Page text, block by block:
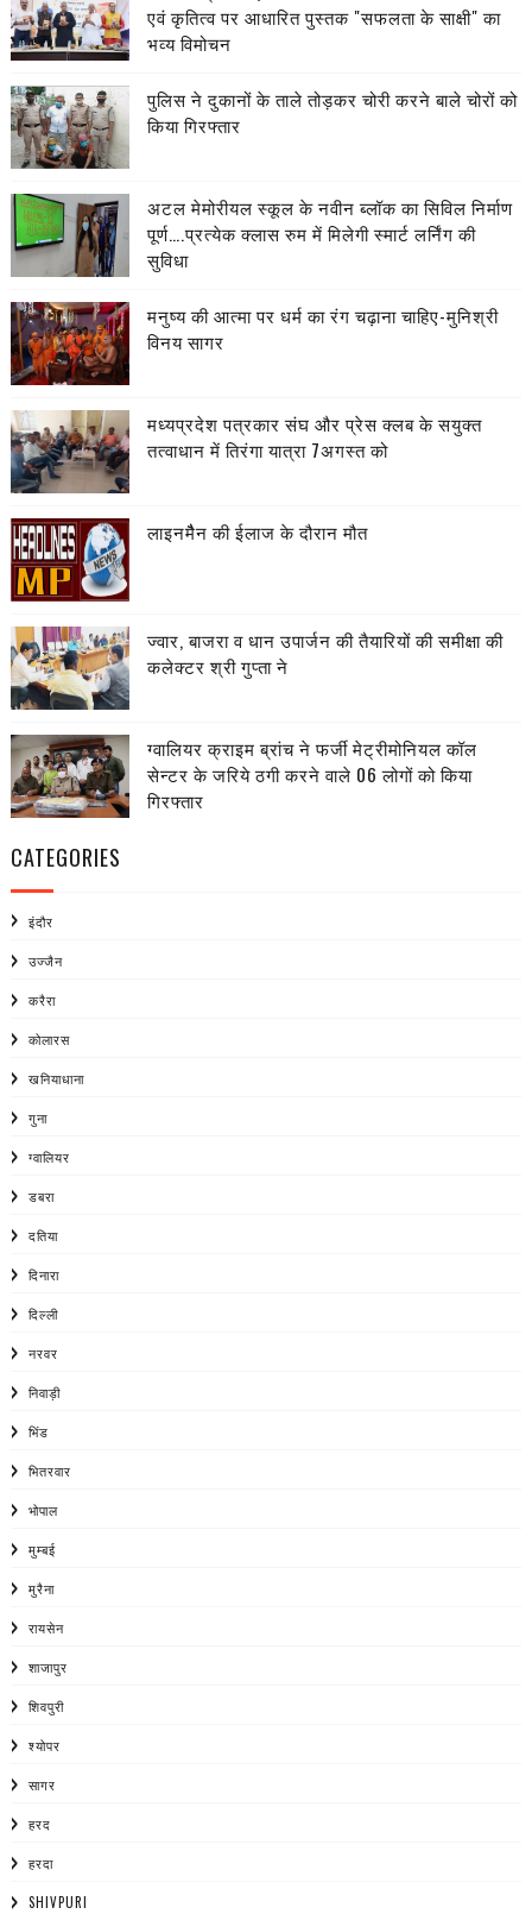
एवं कृतित्व पर आधारित पुस्तक "सफलता के साक्षी" का
भव्य विमोचन
पुलिस ने दुकानों के ताले तोड़कर चोरी करने बाले चोरों को
किया गिरफ्तार
अटल मेमोरीयल स्कूल के नवीन ब्लॉक का सिविल निर्माण
पूर्ण….प्रत्येक क्लास रुम में मिलेगी स्मार्ट लर्निंग की
सुविधा
मनुष्य की आत्मा पर धर्म का रंग चढ़ाना चाहिए-मुनिश्री
विनय सागर
मध्यप्रदेश पत्रकार संघ और प्रेस क्लब के सयुक्त
तत्वाधान में तिरंगा यात्रा 7अगस्त को
लाइनमैैन की ईलाज के दौरान मौत
ज्वार, बाजरा व धान उपार्जन की तैयारियों की समीक्षा की
कलेक्टर श्री गुप्ता ने
ग्वालियर क्राइम ब्रांच ने फर्जी मेट्रीमोनियल कॉल
सेन्टर के जरिये ठगी करने वाले 06 लोगों को किया
गिरफ्तार
CATEGORIES
इंदौर
उज्जैन
करैरा
कोलारस
खनियाधाना
गुना
ग्वालियर
डबरा
दतिया
दिनारा
दिल्ली
नरवर
निवाड़ी
भिंड
भितरवार
भोपाल
मुम्बई
मुरैना
रायसेन
शाजापुर
शिवपुरी
श्योपर
सागर
हरद
हरदा
SHIVPURI